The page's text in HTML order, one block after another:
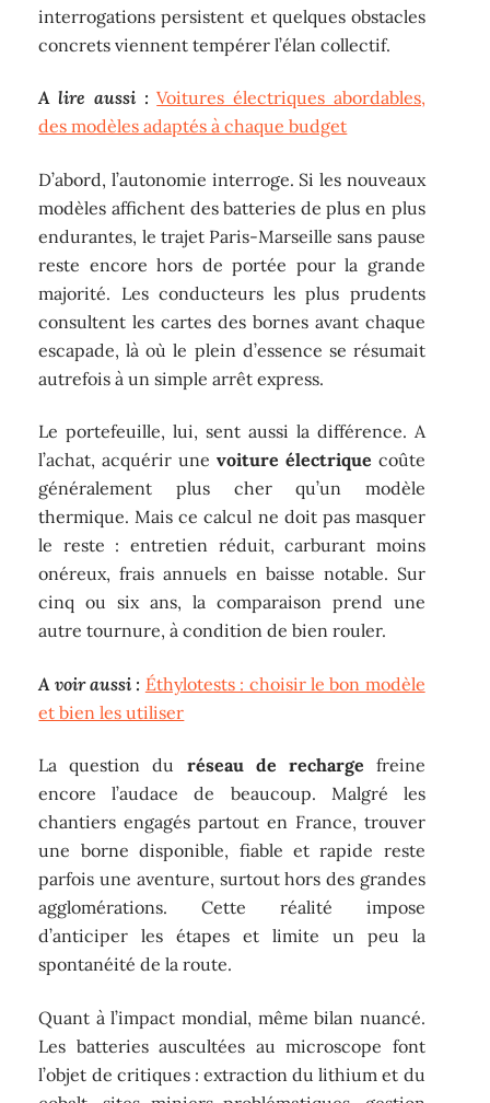
interrogations persistent et quelques obstacles
concrets viennent tempérer l’élan collectif.
A lire aussi : Voitures électriques abordables,
des modèles adaptés à chaque budget
D’abord, l’autonomie interroge. Si les nouveaux
modèles affichent des batteries de plus en plus
endurantes, le trajet Paris-Marseille sans pause
reste encore hors de portée pour la grande
majorité. Les conducteurs les plus prudents
consultent les cartes des bornes avant chaque
escapade, là où le plein d’essence se résumait
autrefois à un simple arrêt express.
Le portefeuille, lui, sent aussi la différence. A
l’achat, acquérir une voiture électrique coûte
généralement plus cher qu’un modèle
thermique. Mais ce calcul ne doit pas masquer
le reste : entretien réduit, carburant moins
onéreux, frais annuels en baisse notable. Sur
cinq ou six ans, la comparaison prend une
autre tournure, à condition de bien rouler.
A voir aussi : Éthylotests : choisir le bon modèle
et bien les utiliser
La question du réseau de recharge freine
encore l’audace de beaucoup. Malgré les
chantiers engagés partout en France, trouver
une borne disponible, fiable et rapide reste
parfois une aventure, surtout hors des grandes
agglomérations. Cette réalité impose
d’anticiper les étapes et limite un peu la
spontanéité de la route.
Quant à l’impact mondial, même bilan nuancé.
Les batteries auscultées au microscope font
l’objet de critiques : extraction du lithium et du